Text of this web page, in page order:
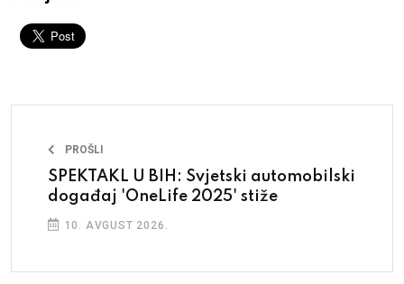
PROŠLI
SPEKTAKL U BIH: Svjetski automobilski
događaj 'OneLife 2025' stiže
10. AVGUST 2026.